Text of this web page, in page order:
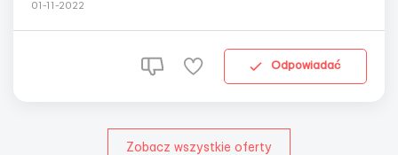
Диагнозы: диабет и болезнь Паркинссона. Нуждается в
уколы, готовить обед, Приготовление завтрака, о...
01-11-2022
Odpowiadać
Zobacz wszystkie oferty